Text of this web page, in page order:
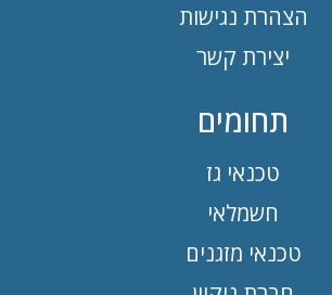
הצהרת נגישות
יצירת קשר
תחומים
טכנאי גז
חשמלאי
טכנאי מזגנים